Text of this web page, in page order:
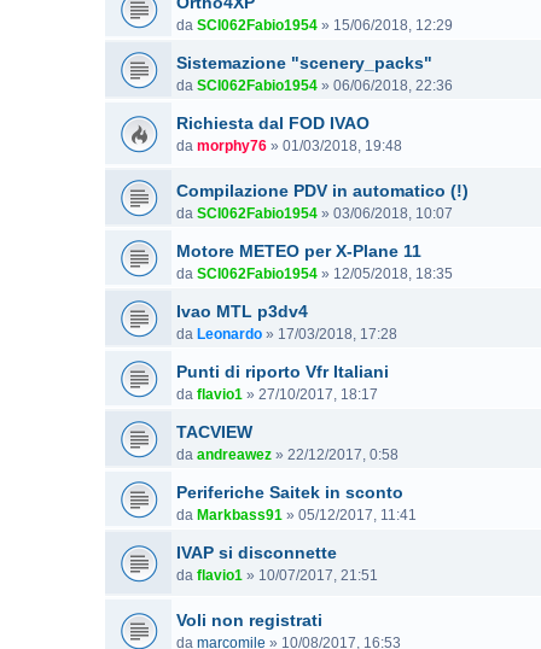
da SCI062Fabio1954 » 15/06/2018, 12:29
Sistemazione "scenery_packs"
da SCI062Fabio1954 » 06/06/2018, 22:36
Richiesta dal FOD IVAO
da morphy76 » 01/03/2018, 19:48
Compilazione PDV in automatico (!)
da SCI062Fabio1954 » 03/06/2018, 10:07
Motore METEO per X-Plane 11
da SCI062Fabio1954 » 12/05/2018, 18:35
Ivao MTL p3dv4
da Leonardo » 17/03/2018, 17:28
Punti di riporto Vfr Italiani
da flavio1 » 27/10/2017, 18:17
TACVIEW
da andreawez » 22/12/2017, 0:58
Periferiche Saitek in sconto
da Markbass91 » 05/12/2017, 11:41
IVAP si disconnette
da flavio1 » 10/07/2017, 21:51
Voli non registrati
da marcomile » 10/08/2017, 16:53